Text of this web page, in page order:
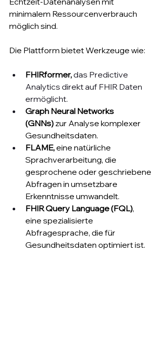
minimalem Ressourcenverbrauch
möglich sind.
Die Plattform bietet Werkzeuge wie:
FHIRformer,das Predictive
Analytics direkt auf FHIR Daten
ermöglicht.
Graph Neural Networks
(GNNs) zur Analyse komplexer
Gesundheitsdaten.
FLAME, eine natürliche
Sprachverarbeitung, die
gesprochene oder geschriebene
Abfragen in umsetzbare
Erkenntnisse umwandelt.
FHIR Query Language (FQL),
eine spezialisierte
Abfragesprache, die für
Gesundheitsdaten optimiert ist.